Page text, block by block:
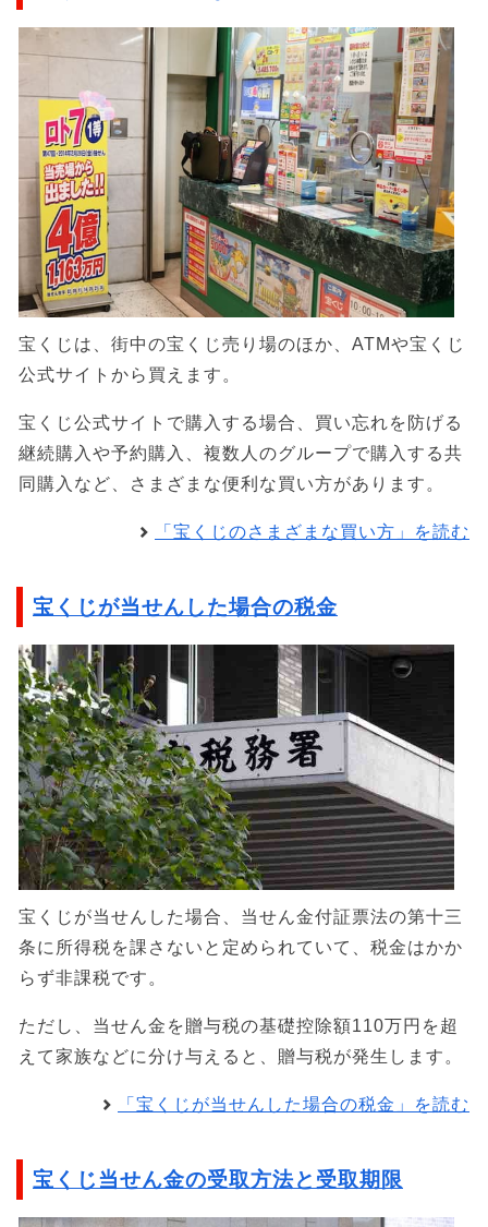
宝くじは、街中の宝くじ売り場のほか、ATMや宝くじ
公式サイトから買えます。
宝くじ公式サイトで購入する場合、買い忘れを防げる
継続購入や予約購入、複数人のグループで購入する共
同購入など、さまざまな便利な買い方があります。
「宝くじのさまざまな買い方」を読む
宝くじが当せんした場合の税金
宝くじが当せんした場合、当せん金付証票法の第十三
条に所得税を課さないと定められていて、税金はかか
らず非課税です。
ただし、当せん金を贈与税の基礎控除額110万円を超
えて家族などに分け与えると、贈与税が発生します。
「宝くじが当せんした場合の税金」を読む
宝くじ当せん金の受取方法と受取期限